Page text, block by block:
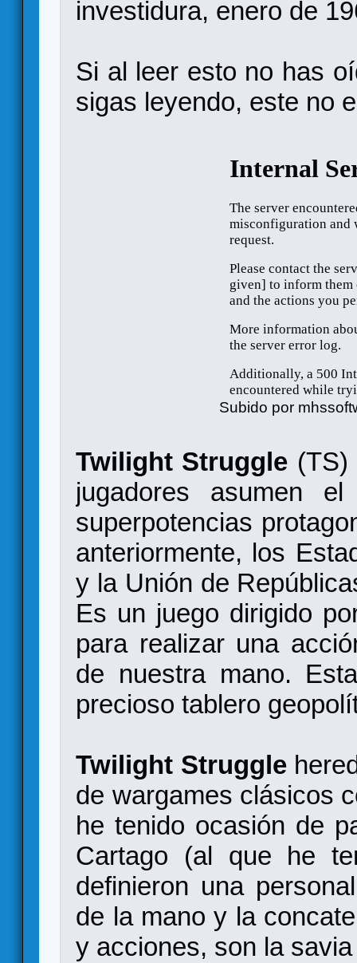
investidura, enero de
Si al leer esto no has
sigas leyendo, este no
Subido por
Twilight Struggle (TS)
jugadores asumen
superpotencias
anteriormente, los
y la Unión de
Es un juego dirigido
para realizar una
de nuestra mano.
precioso tablero
Twilight Struggle
de wargames clásicos
he tenido ocasión de
Cartago (al que he
definieron una
de la mano y la
y acciones, son la